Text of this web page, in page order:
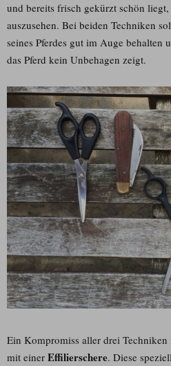
und bereits frisch gekürzt schön
auszusehen. Bei beiden Techniken
seines Pferdes gut im Auge behalten
das Pferd kein Unbehagen zeigt.
Ein Kompromiss aller drei Techniken
mit einer Effilierschere. Diese